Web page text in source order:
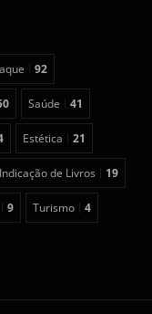
92
Saúde 41
Estética 21
Indicação de Livros 19
9 Turismo 4